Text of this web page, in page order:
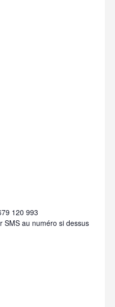
120 993
SMS au numéro si dessus